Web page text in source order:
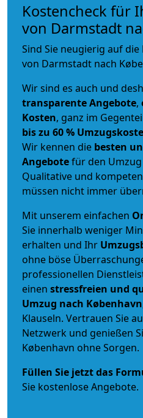
Kostencheck für
von Darmstadt
Sind Sie neugierig auf
von Darmstadt nach
Wir sind es auch und
transparente Angebote,
Kosten, ganz im
bis zu 60 %
Wir kennen die besten
Angebotefür den
Qualitative und
müssen nicht immer
Mit unserem einfachen
Sie innerhalb weniger
erhalten und Ihr
ohne böse
professionellen
einen stressfreien und
Umzug nach København
Klauseln. Vertrauen Sie
Netzwerk und genießen
København ohne Sorgen.
Füllen Sie jetzt das
Sie kostenlose Angebote.